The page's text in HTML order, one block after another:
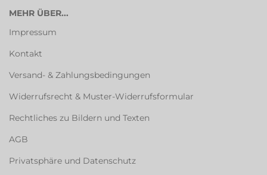
MEHR ÜBER...
Impressum
Kontakt
Versand- & Zahlungsbedingungen
Widerrufsrecht & Muster-Widerrufsformular
Rechtliches zu Bildern und Texten
AGB
Privatsphäre und Datenschutz